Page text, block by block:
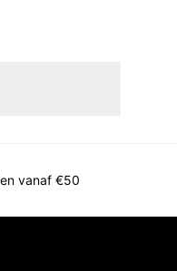
vanaf €50